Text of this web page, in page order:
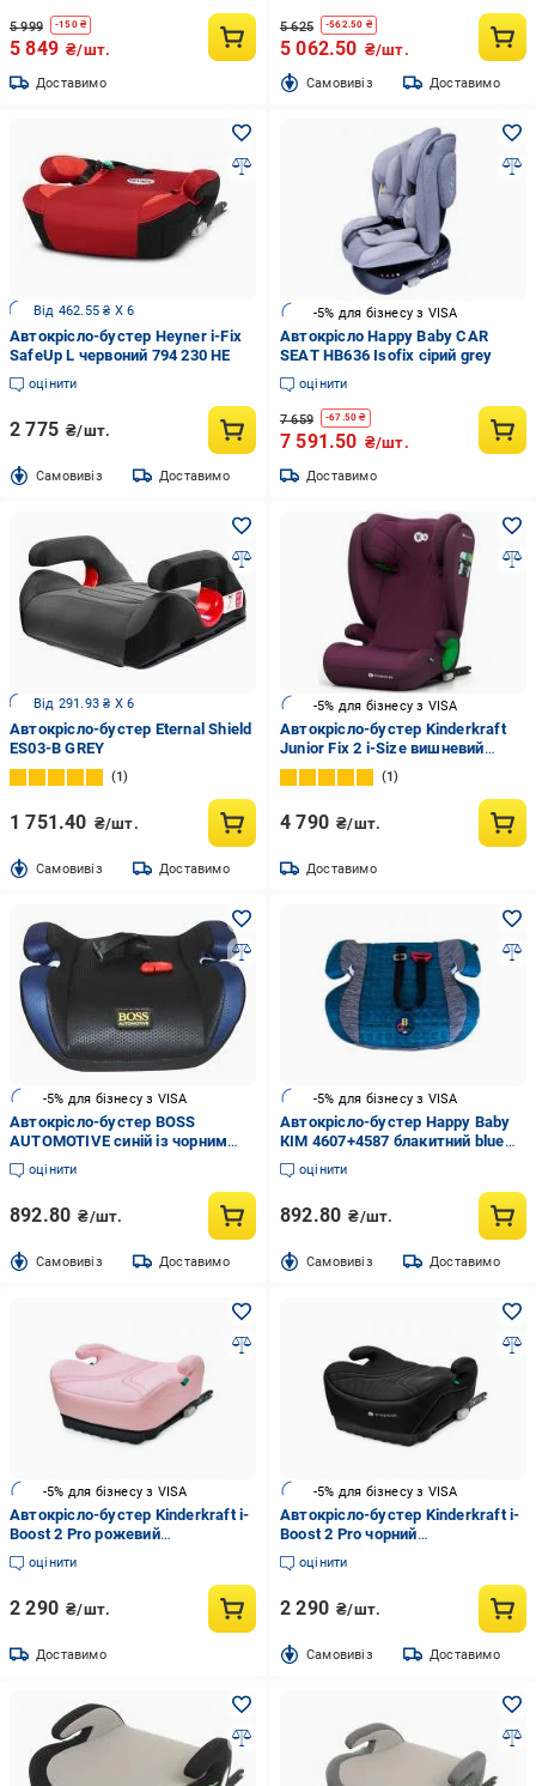
5 999 -150₴
5 849 ₴/шт.
Доставимо
5 625 -562.50 ₴
5 062.50 ₴/шт.
Cамовивіз Доставимо
Від 462.55 ₴ X 6
Автокрісло-бустер Heyner i-Fix
SafeUp L червоний 794 230 HE
оцінити
2 775 ₴/шт.
Cамовивіз Доставимо
-5% для бізнесу з VISA
Автокрісло Happy Baby CAR
SEAТ HB636 Isofix сірий grey
оцінити
7 659 -67.50 ₴
7 591.50 ₴/шт.
Доставимо
Від 291.93 ₴ X 6
Автокрісло-бустер Eternal Shield
ES03-B GREY
1
1 751.40 ₴/шт.
Cамовивіз Доставимо
-5% для бізнесу з VISA
Автокрісло-бустер Kinderkraft
Junior Fix 2 i-Size вишневий
KCJUFI20RED0000
1
4 790 ₴/шт.
Доставимо
-5% для бізнесу з VISA
Автокрісло-бустер BOSS
AUTOMOTIVE синій із чорним
black
оцінити
892.80 ₴/шт.
Cамовивіз Доставимо
-5% для бізнесу з VISA
Автокрісло-бустер Happy Baby
КІМ 4607+4587 блакитний blue
HB605
оцінити
892.80 ₴/шт.
Cамовивіз Доставимо
-5% для бізнесу з VISA
Автокрісло-бустер Kinderkraft i-
Boost 2 Pro рожевий
KCIBOO02PNKPR00
оцінити
2 290 ₴/шт.
Доставимо
-5% для бізнесу з VISA
Автокрісло-бустер Kinderkraft i-
Boost 2 Pro чорний
KCIBOO02BLKPR00
оцінити
2 290 ₴/шт.
Cамовивіз Доставимо